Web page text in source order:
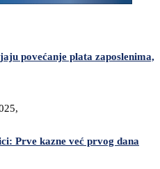
povećanje plata zaposlenima,
Prve kazne već prvog dana